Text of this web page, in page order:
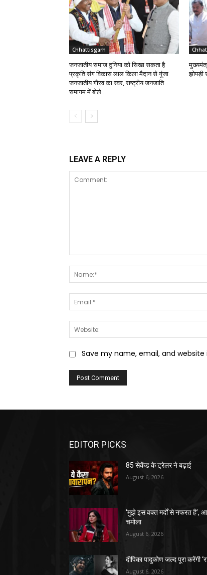
Chhattisgarh
जनजातीय समाज दुनिया को सिखा सकता है
प्रकृति संग विकास लाल किला मैदान से गूंजा
जनजातीय गौरव का स्वर, राष्ट्रीय जनजाति
समागम में बोले...
झोपड़ी
LEAVE A REPLY
Save my name, email, and
EDITOR PICKS
85 सेकेंड के ट्रेलर ने बढ़ाई
August 6, 2026
‘मुझे इस वक्त मर्दों से नफरत है’,
चमोला
August 6, 2026
दीपिका पादुकोण जल्द पूरा करेंगी
August 6, 2026